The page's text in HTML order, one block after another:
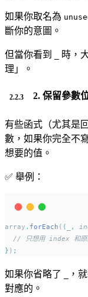
如果你取名為
斷你的意圖。
但當你看到
時，
理」。
2. 保留參數
有些函式（尤其是
數，如果你完全不
想要的值。
✅ 舉例：
array . forEach ( ( ,
// 只想用 index 和原
} ) ;
如果你省略了 ，
對應的。